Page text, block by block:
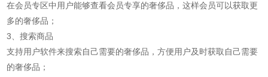
在会员专区中用户能够查看会员专享的奢侈品，这样会员可以获取更
多的奢侈品；
3、搜索商品
支持用户软件来搜索自己需要的奢侈品，方便用户及时获取自己需要
的奢侈品；